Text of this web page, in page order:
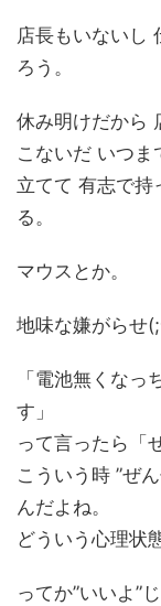
店長もいないし
ろう。
休み明けだから
こないだ いつま
立てて 有志で持
る。
マウスとか。
地味な嫌がらせ
「電池無くなっ
す」
って言ったら「
こういう時 ”ぜ
んだよね。
どういう心理状
ってか”いいよ”